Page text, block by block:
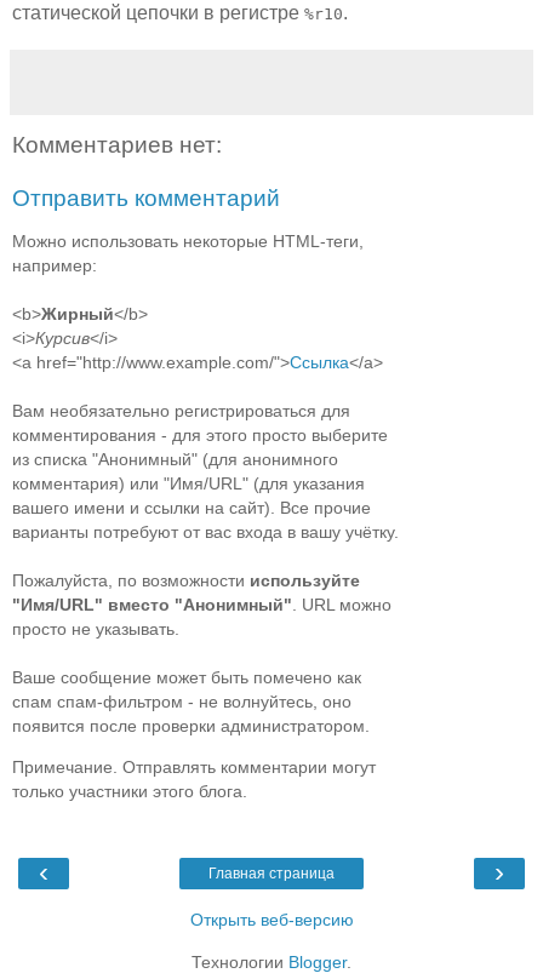
статической цепочки в регистре %r10.
Комментариев нет:
Отправить комментарий
Можно использовать некоторые HTML-теги,
например:
<b>Жирный</b>
<i>Курсив</i>
<a href="http://www.example.com/">Ссылка</a>
Вам необязательно регистрироваться для
комментирования - для этого просто выберите
из списка "Анонимный" (для анонимного
комментария) или "Имя/URL" (для указания
вашего имени и ссылки на сайт). Все прочие
варианты потребуют от вас входа в вашу учётку.
Пожалуйста, по возможности используйте
"Имя/URL" вместо "Анонимный" . URL можно
просто не указывать.
Ваше сообщение может быть помечено как
спам спам-фильтром - не волнуйтесь, оно
появится после проверки администратором.
Примечание. Отправлять комментарии могут
только участники этого блога.
‹ ›
Главная страница
Открыть веб-версию
Технологии Blogger.